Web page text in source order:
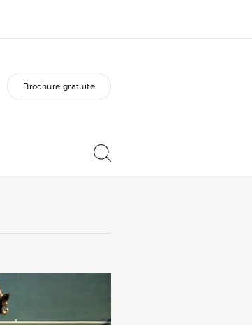
EF recrute
Brochure gratuite